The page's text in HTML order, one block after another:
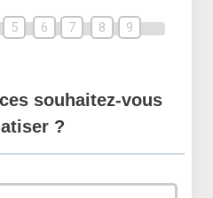
5 6 7 8 9
souhaitez-vous
?